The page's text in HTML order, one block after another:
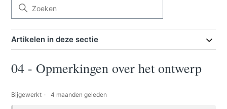
Artikelen in deze sectie
04 - Opmerkingen over het ontwerp
Bijgewerkt 4 maanden geleden